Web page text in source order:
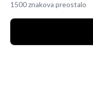
1500 znakova preostalo